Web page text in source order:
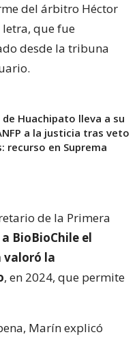
del árbitro Héctor
letra, que fue
desde la tribuna
Huachipato lleva a su
a la justicia tras veto
recurso en Suprema
de la Primera
BioBioChile el
valoró la
, en 2024, que permite
Marín explicó